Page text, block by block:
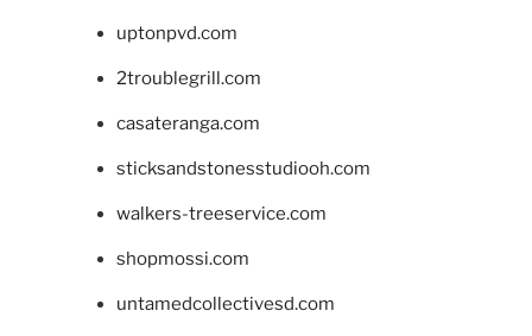
uptonpvd.com
2troublegrill.com
casateranga.com
sticksandstonesstudiooh.com
walkers-treeservice.com
shopmossi.com
untamedcollectivesd.com